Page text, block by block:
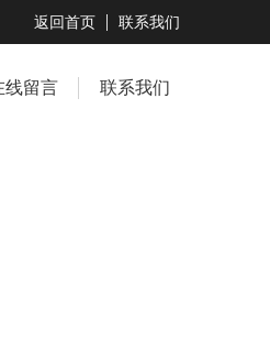
返回首页 联系我们
线留言 联系我们